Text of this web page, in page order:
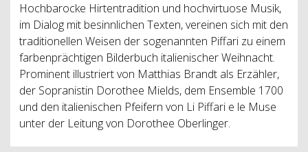
Hochbarocke Hirtentradition und hochvirtuose Musik,
im Dialog mit besinnlichen Texten, vereinen sich mit den
traditionellen Weisen der sogenannten Piffari zu einem
farbenprächtigen Bilderbuch italienischer Weihnacht.
Prominent illustriert von Matthias Brandt als Erzähler,
der Sopranistin Dorothee Mields, dem Ensemble 1700
und den italienischen Pfeifern von Li Piffari e le Muse
unter der Leitung von Dorothee Oberlinger.